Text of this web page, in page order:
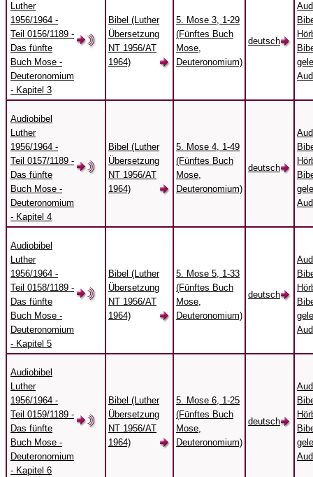
Luther
1956/1964 -
Teil 0156/1189 -
Das fünfte
Buch Mose -
Deuteronomium
- Kapitel 3
Bibel (Luther
Übersetzung
NT 1956/AT
1964)
5. Mose 3, 1-29
(Fünftes Buch
Mose,
Deuteronomium)
deutsch
Audiobibel
Luther
1956/1964 -
Teil 0157/1189 -
Das fünfte
Buch Mose -
Deuteronomium
- Kapitel 4
Bibel (Luther
Übersetzung
NT 1956/AT
1964)
5. Mose 4, 1-49
(Fünftes Buch
Mose,
Deuteronomium)
deutsch
Audiobibel
Luther
1956/1964 -
Teil 0158/1189 -
Das fünfte
Buch Mose -
Deuteronomium
- Kapitel 5
Bibel (Luther
Übersetzung
NT 1956/AT
1964)
5. Mose 5, 1-33
(Fünftes Buch
Mose,
Deuteronomium)
deutsch
Audiobibel
Luther
1956/1964 -
Teil 0159/1189 -
Das fünfte
Buch Mose -
Deuteronomium
- Kapitel 6
Bibel (Luther
Übersetzung
NT 1956/AT
1964)
5. Mose 6, 1-25
(Fünftes Buch
Mose,
Deuteronomium)
deutsch